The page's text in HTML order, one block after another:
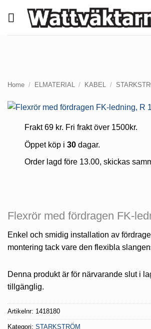
Home / ELMATERIAL / KABEL /
Frakt 69 kr. Fri frakt över 1500kr.
Öppet köp i 30dagar.
Order lagd före 13.00, skickas
Flexrör med fördragen FK-
Enkel och smidig installation av
montering tack vare den flexibla
Denna produkt är för närvarande slut i
tillgänglig.
Artikelnr: 1418180
Kategori: STARKSTRÖM